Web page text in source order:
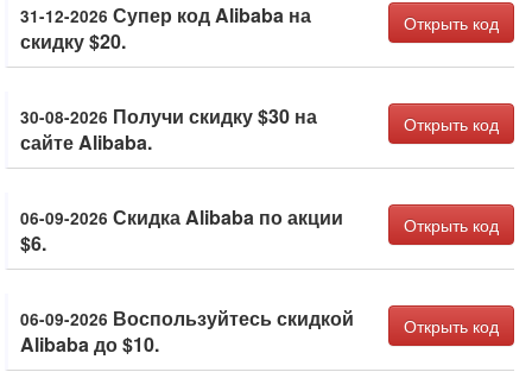
31-12-2026 Супер код Alibaba на
скидку $20.
Открыть код
30-08-2026 Получи скидку $30 на
сайте Alibaba.
Открыть код
06-09-2026 Скидка Alibaba по акции
$6.
Открыть код
06-09-2026 Воспользуйтесь скидкой
Alibaba до $10.
Открыть код